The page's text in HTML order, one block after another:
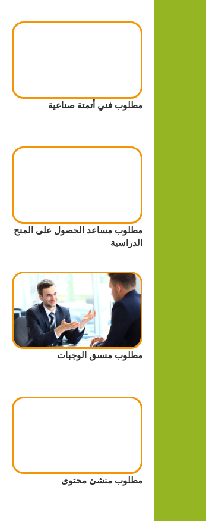
مطلوب فني أتمتة صناعية
مطلوب مساعد الحصول على المنح
الدراسية
مطلوب منسق الوجبات
مطلوب منشئ محتوى